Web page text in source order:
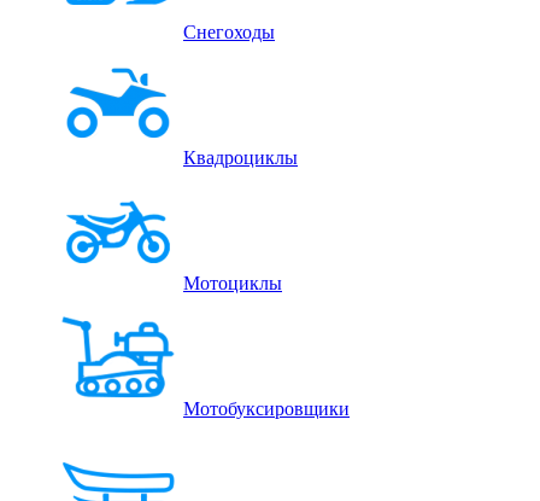
Снегоходы
Квадроциклы
Мотоциклы
Мотобуксировщики